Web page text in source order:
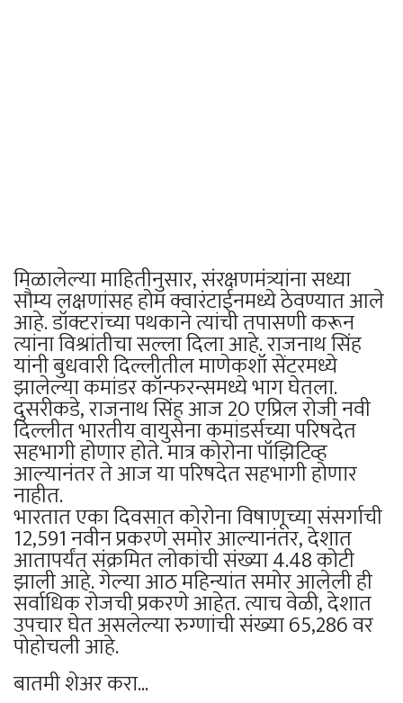
मिळालेल्या माहितीनुसार, संरक्षणमंत्र्यांना सध्या
सौम्य लक्षणांसह होम क्वारंटाईनमध्ये ठेवण्यात आले
आहे. डॉक्टरांच्या पथकाने त्यांची तपासणी करून
त्यांना विश्रांतीचा सल्ला दिला आहे. राजनाथ सिंह
यांनी बुधवारी दिल्लीतील माणेकशॉ सेंटरमध्ये
झालेल्या कमांडर कॉन्फरन्समध्ये भाग घेतला.
दुसरीकडे, राजनाथ सिंह आज 20 एप्रिल रोजी नवी
दिल्लीत भारतीय वायुसेना कमांडर्सच्या परिषदेत
सहभागी होणार होते. मात्र कोरोना पॉझिटिव्ह
आल्यानंतर ते आज या परिषदेत सहभागी होणार
नाहीत.
भारतात एका दिवसात कोरोना विषाणूच्या संसर्गाची
12,591 नवीन प्रकरणे समोर आल्यानंतर, देशात
आतापर्यंत संक्रमित लोकांची संख्या 4.48 कोटी
झाली आहे. गेल्या आठ महिन्यांत समोर आलेली ही
सर्वाधिक रोजची प्रकरणे आहेत. त्याच वेळी, देशात
उपचार घेत असलेल्या रुग्णांची संख्या 65,286 वर
पोहोचली आहे.
बातमी शेअर करा...